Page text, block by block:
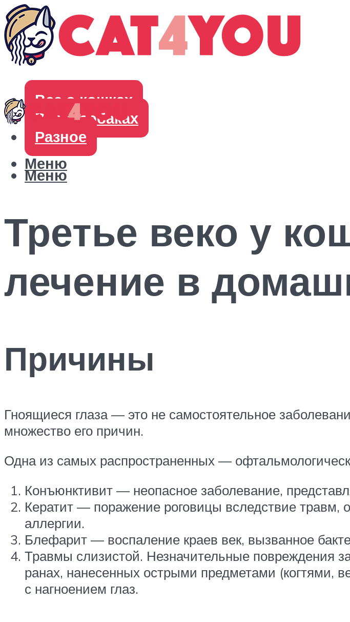
Все о кошках
Все о собаках
Разное
Меню
Меню
Третье веко у
лечение в
Причины
Гноящиеся глаза — это не самостоятельное
множество его причин.
Одна из самых распространенных —
Конъюнктивит — неопасное заболевание,
Кератит — поражение роговицы вследствие
аллергии.
Блефарит — воспаление краев век, вызванное
Травмы слизистой. Незначительные повреждения
ранах, нанесенных острыми предметами (когтями,
с нагноением глаз.